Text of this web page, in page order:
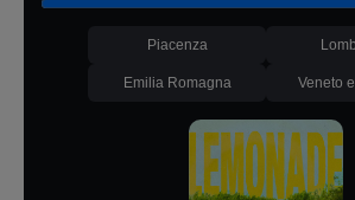
Piacenza
Emilia Romagna Veneto